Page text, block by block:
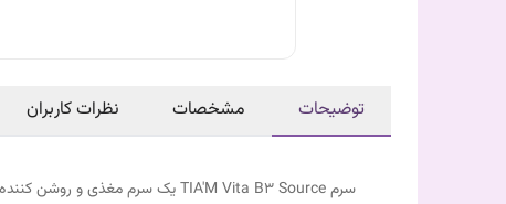
توضیحات مشخصات نظرات کاربران
سرم TIA'M Vita B3 Source یک سرم مغذی و روشن کننده پوست است که حاوی 10% نیاسینامید (ویتامین B3) و 2% آربوتین است. این سرم به طور موثر به موارد زیر کمک می کند: